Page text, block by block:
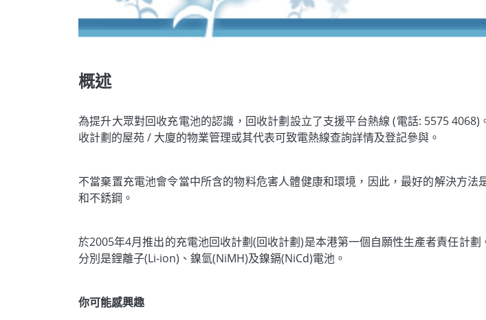
概述
為提升大眾對回收充電池的認識，回收計劃設立了支援平台熱線 (電話: 5575
收計劃的屋苑 / 大廈的物業管理或其代表可致電熱線查詢詳情及登記參與。
不當棄置充電池會令當中所含的物料危害人體健康和環境，因此，最好的解決方
和不銹鋼。
於2005年4月推出的充電池回收計劃(回收計劃)是本港第一個自願性生產者責任計
分別是鋰離子(Li-ion)、鎳氫(NiMH)及鎳鎘(NiCd)電池。
你可能感興趣